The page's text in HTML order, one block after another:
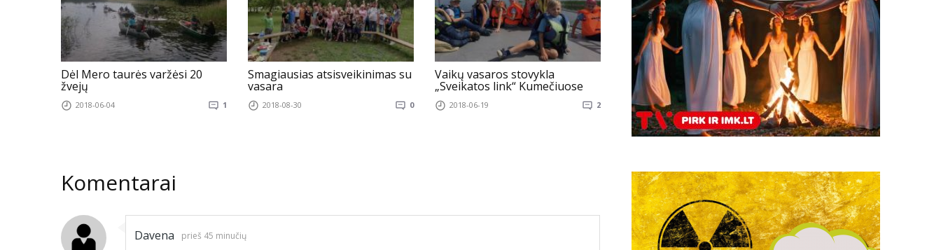
Dėl Mero taurės varžėsi 20
žvejų
2018-06-04 1
Smagiausias atsisveikinimas su
vasara
2018-08-30 0
Vaikų vasaros stovykla
„Sveikatos link“ Kumečiuose
2018-06-19 2
Botanikė įspėjo apie
kambarinių augalų pavojų:
gresia vėžys, nevaisingumas ir
net aklumas
2019-01-02 0
Druskininkuose duris
šeimos pramogų parkas
2018-10-29
Komentarai
Davena prieš 45 minučių